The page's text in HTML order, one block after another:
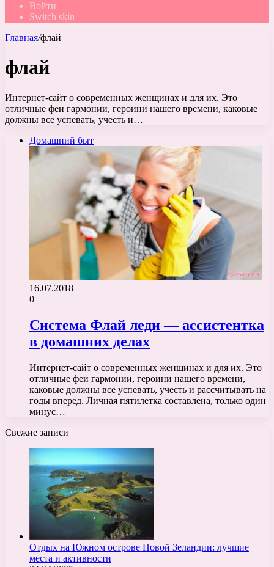
Войти
Switch skin
Главная/флай
флай
Интернет-сайт о современных женщинах и для их. Это
отличные феи гармонии, героини нашего времени, каковые
должны все успевать, учесть и…
Домашний быт
16.07.2018
0
Система Флай леди — ассистентка
в домашних делах
Интернет-сайт о современных женщинах и для их. Это
отличные феи гармонии, героини нашего времени,
каковые должны все успевать, учесть и рассчитывать на
годы вперед. Личная пятилетка составлена, только один
минус…
Свежие записи
Отдых на Южном острове Новой Зеландии: лучшие
места и активности